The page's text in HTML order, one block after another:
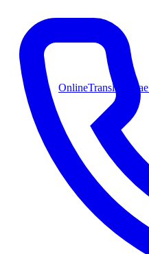
OnlineTranslation.ae